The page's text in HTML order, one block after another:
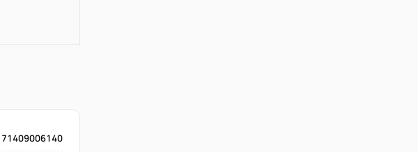
71409006140